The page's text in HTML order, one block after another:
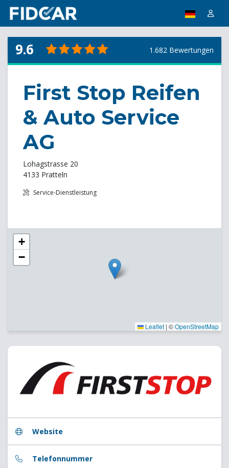
9.6 1.682 Bewertungen
First Stop Reifen
& Auto Service
AG
Lohagstrasse 20
4133 Pratteln
Service-Dienstleistung
+
−
Leaflet | ©OpenStreetMap
Website
Telefonnummer